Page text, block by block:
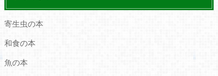
寄生虫の本
和食の本
魚の本